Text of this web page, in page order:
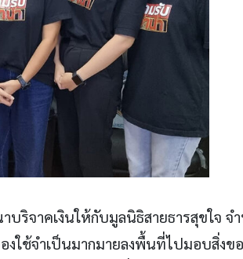
ริจาคเงินให้กับมูลนิธิสายธารสุขใจ จ
ใช้จำเป็นมากมายลงพื้นที่ไปมอบสิ่งข